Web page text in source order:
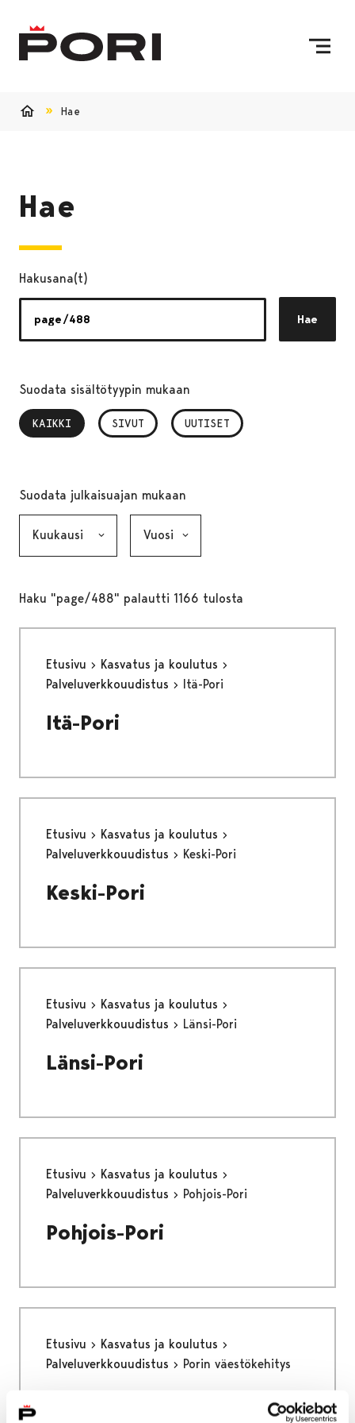
Hae
Hae
Hakusana(t)
Hae
Suodata sisältötyypin mukaan
KAIKKI
, VALITTU SIVUT UUTISET
Suodata julkaisuajan mukaan
Haku "page/488" palautti 1166 tulosta
Etusivu
Kasvatus ja koulutus
Palveluverkkouudistus
Itä-Pori
Itä-Pori
Etusivu
Kasvatus ja koulutus
Palveluverkkouudistus
Keski-Pori
Keski-Pori
Etusivu
Kasvatus ja koulutus
Palveluverkkouudistus
Länsi-Pori
Länsi-Pori
Etusivu
Kasvatus ja koulutus
Palveluverkkouudistus
Pohjois-Pori
Pohjois-Pori
Etusivu
Kasvatus ja koulutus
Palveluverkkouudistus
Porin väestökehitys